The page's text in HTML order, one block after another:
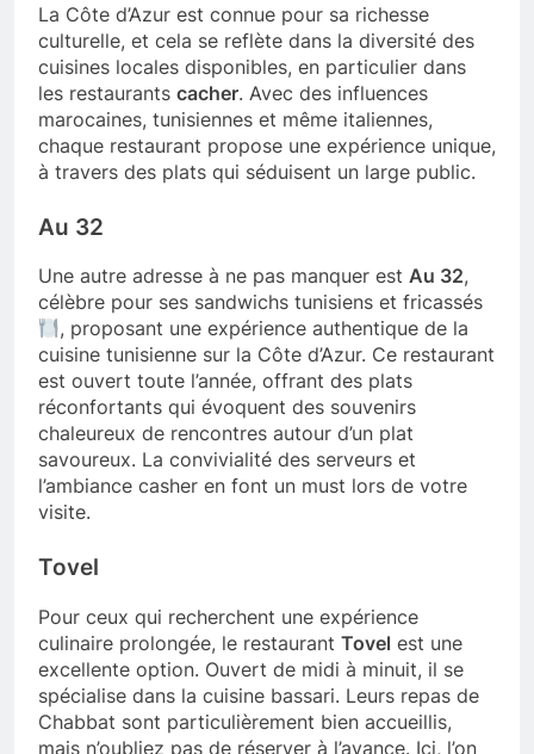
La Côte d’Azur est connue pour sa richesse
culturelle, et cela se reflète dans la diversité des
cuisines locales disponibles, en particulier dans
les restaurants cacher. Avec des influences
marocaines, tunisiennes et même italiennes,
chaque restaurant propose une expérience unique,
à travers des plats qui séduisent un large public.
Au 32
Une autre adresse à ne pas manquer est Au 32,
célèbre pour ses sandwichs tunisiens et fricassés
, proposant une expérience authentique de la
cuisine tunisienne sur la Côte d’Azur. Ce restaurant
est ouvert toute l’année, offrant des plats
réconfortants qui évoquent des souvenirs
chaleureux de rencontres autour d’un plat
savoureux. La convivialité des serveurs et
l’ambiance casher en font un must lors de votre
visite.
Tovel
Pour ceux qui recherchent une expérience
culinaire prolongée, le restaurant Tovel est une
excellente option. Ouvert de midi à minuit, il se
spécialise dans la cuisine bassari. Leurs repas de
Chabbat sont particulièrement bien accueillis,
mais n’oubliez pas de réserver à l’avance. Ici, l’on